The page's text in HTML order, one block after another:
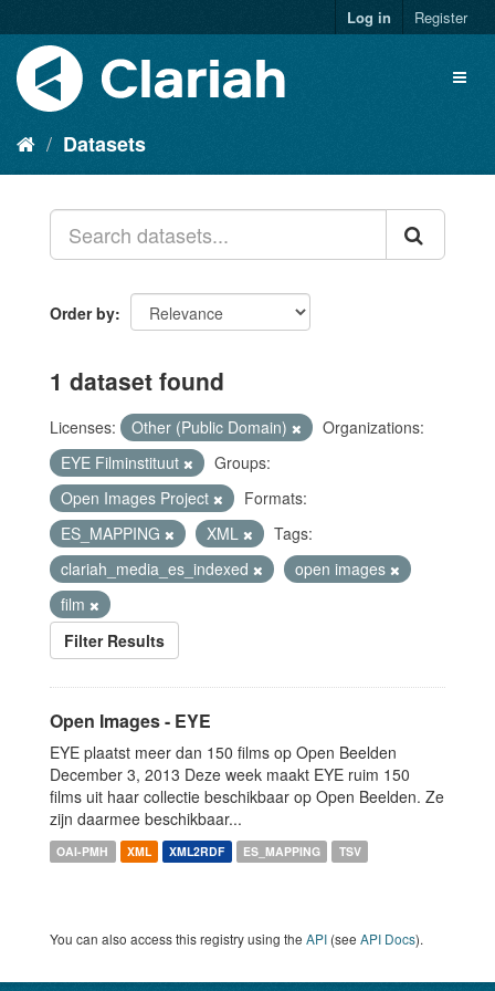
Log in Register
Datasets
Order by
1 dataset found
Licenses: Other (Public Domain)
Organizations:
EYE Filminstituut
Groups:
Open Images Project
Formats:
ES_MAPPING
XML
Tags:
clariah_media_es_indexed
open images
film
Filter Results
Open Images - EYE
EYE plaatst meer dan 150 films op Open Beelden
December 3, 2013 Deze week maakt EYE ruim 150
films uit haar collectie beschikbaar op Open Beelden. Ze
zijn daarmee beschikbaar...
OAI-PMH XML XML2RDF ES_MAPPING TSV
You can also access this registry using the API (see API Docs).